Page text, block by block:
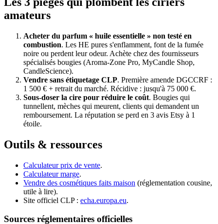
amateurs
Acheter du parfum « huile essentielle » non testé en
combustion. Les HE pures s'enflamment, font de la fumée
noire ou perdent leur odeur. Achète chez des fournisseurs
spécialisés bougies (Aroma-Zone Pro, MyCandle Shop,
CandleScience).
Vendre sans étiquetage CLP. Première amende DGCCRF :
1 500 € + retrait du marché. Récidive : jusqu'à 75 000 €.
Sous-doser la cire pour réduire le coût. Bougies qui
tunnellent, mèches qui meurent, clients qui demandent un
remboursement. La réputation se perd en 3 avis Etsy à 1
étoile.
Outils & ressources
Calculateur prix de vente.
Calculateur marge.
Vendre des cosmétiques faits maison (réglementation cousine,
utile à lire).
Site officiel CLP : echa.europa.eu.
Sources réglementaires officielles